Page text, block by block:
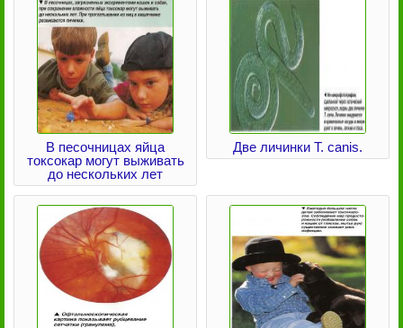
В песочницах яйца
токсокар могут выживать
до нескольких лет
Две личинки Т. canis.